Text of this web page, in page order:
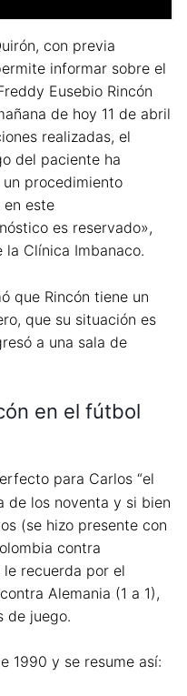
con previa
informar sobre el
Eusebio Rincón
de hoy 11 de abril
realizadas, el
del paciente ha
procedimiento
este
es reservado»,
Clínica Imbanaco.
que Rincón tiene un
que su situación es
a una sala de
en el fútbol
para Carlos “el
de los noventa y si bien
(se hizo presente con
contra
recuerda por el
Alemania (1 a 1),
de juego.
1990 y se resume así: